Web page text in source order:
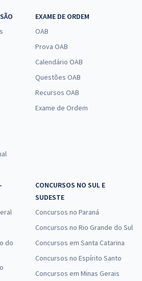
EXAME DE ORDEM
OAB
Prova OAB
Calendário OAB
Questões OAB
Recursos OAB
Exame de Ordem
do
CONCURSOS NO SUL E
SUDESTE
Concursos no Paraná
Concursos no Rio Grande do Sul
Concursos em Santa Catarina
Concursos no Espírito Santo
Concursos em Minas Gerais